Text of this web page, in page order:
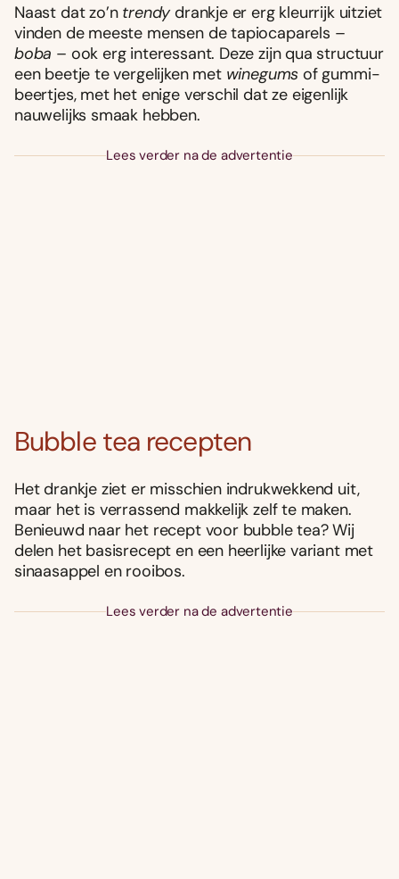
Naast dat zo’n trendydrankje er erg kleurrijk uitziet
vinden de meeste mensen de tapiocaparels –
boba – ook erg interessant. Deze zijn qua structuur
een beetje te vergelijken met winegums of gummi-
beertjes, met het enige verschil dat ze eigenlijk
nauwelijks smaak hebben.
Lees verder na de advertentie
Bubble tea recepten
Het drankje ziet er misschien indrukwekkend uit,
maar het is verrassend makkelijk zelf te maken.
Benieuwd naar het recept voor bubble tea? Wij
delen het basisrecept en een heerlijke variant met
sinaasappel en rooibos.
Lees verder na de advertentie